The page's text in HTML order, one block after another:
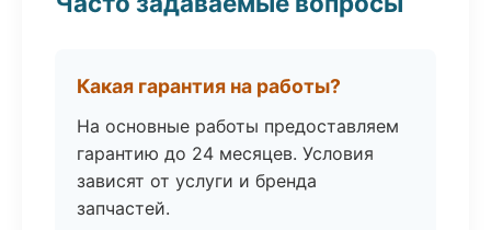
Какая гарантия на работы?
На основные работы предоставляем
гарантию до 24 месяцев. Условия
зависят от услуги и бренда
запчастей.